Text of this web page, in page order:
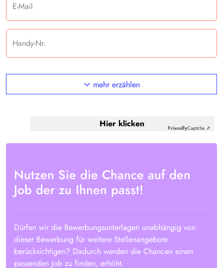
E-Mail
Handy-Nr.
mehr erzählen
Hier klicken
FriendlyCaptcha ⇗
Nutzen Sie die Chance auf den
Job der zu Ihnen passt!
Dürfen wir die Bewerbungsunterlagen unabhängig von
dieser Bewerbung für weitere Stellenangebote
berücksichtigen? Dadurch werden die Chancen einen
passenden Job zu finden, erhöht.